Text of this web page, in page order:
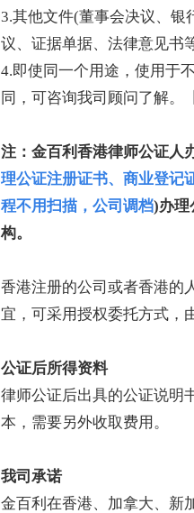
3.其他文件(董事会决议、银
议、证据单据、法律意见书
4.即使同一个用途，使用于
同，可咨询我司顾问了解。
注： 金百利香港律师公证人
理公证注册证书、商业登记
程不用扫描，公司调档)办理
构。
香港注册的公司或者香港的
宜，可采用授权委托方式，
公证后所得资料
律师公证后出具的公证说明
本，需要另外收取费用。
我司承诺
金百利在香港、加拿大、新